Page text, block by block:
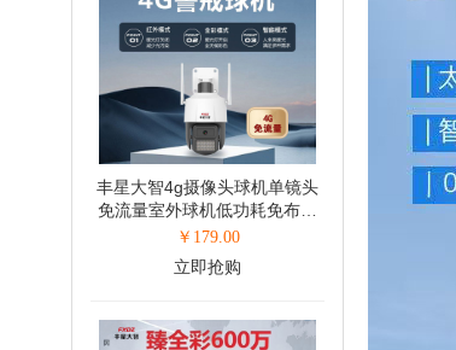
丰星大智4g摄像头球机单镜头
免流量室外球机低功耗免布线
4G球机6寸球机(500万)
￥ 179.00
立即抢购